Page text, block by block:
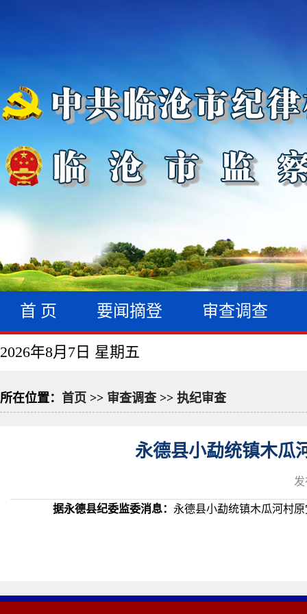
首 页 要闻摘登 审查调查
2026年8月7日 星期五
所在位置： 首页 >> 审查调查 >> 执纪审查
永德县小勐统镇木瓜
据永德县纪委监委消息： 永德县小勐统镇木瓜河村